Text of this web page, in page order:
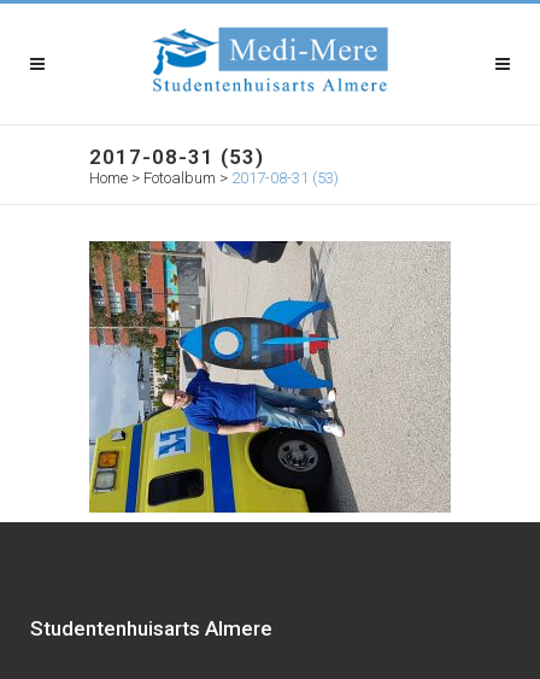
2017-08-31 (53)
Home > Fotoalbum > 2017-08-31 (53)
Studentenhuisarts Almere